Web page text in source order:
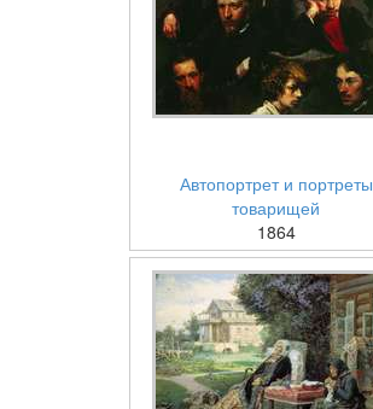
Автопортрет и портреты
товарищей
1864